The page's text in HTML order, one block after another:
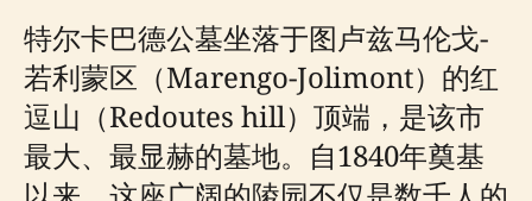
特尔卡巴德公墓坐落于图卢兹马伦戈-
若利蒙区（Marengo-Jolimont）的红
逗山（Redoutes hill）顶端，是该市
最大、最显赫的墓地。自1840年奠基